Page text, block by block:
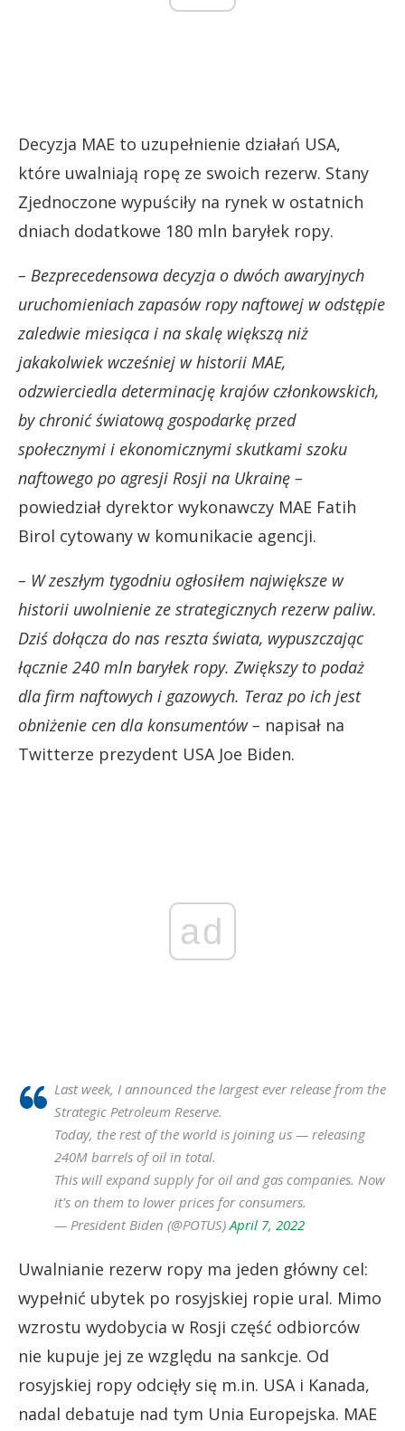
Decyzja MAE to uzupełnienie działań USA,
które uwalniają ropę ze swoich rezerw. Stany
Zjednoczone wypuściły na rynek w ostatnich
dniach dodatkowe 180 mln baryłek ropy.
– Bezprecedensowa decyzja o dwóch awaryjnych
uruchomieniach zapasów ropy naftowej w odstępie
zaledwie miesiąca i na skalę większą niż
jakakolwiek wcześniej w historii MAE,
odzwierciedla determinację krajów członkowskich,
by chronić światową gospodarkę przed
społecznymi i ekonomicznymi skutkami szoku
naftowego po agresji Rosji na Ukrainę –
powiedział dyrektor wykonawczy MAE Fatih
Birol cytowany w komunikacie agencji.
– W zeszłym tygodniu ogłosiłem największe w
historii uwolnienie ze strategicznych rezerw paliw.
Dziś dołącza do nas reszta świata, wypuszczając
łącznie 240 mln baryłek ropy. Zwiększy to podaż
dla firm naftowych i gazowych. Teraz po ich jest
obniżenie cen dla konsumentów – napisał na
Twitterze prezydent USA Joe Biden.
ad
Last week, I announced the largest ever release from the
Strategic Petroleum Reserve.
Today, the rest of the world is joining us — releasing
240M barrels of oil in total.
This will expand supply for oil and gas companies. Now
it's on them to lower prices for consumers.
— President Biden (@POTUS)April 7, 2022
Uwalnianie rezerw ropy ma jeden główny cel:
wypełnić ubytek po rosyjskiej ropie ural. Mimo
wzrostu wydobycia w Rosji część odbiorców
nie kupuje jej ze względu na sankcje. Od
rosyjskiej ropy odcięły się m.in. USA i Kanada,
nadal debatuje nad tym Unia Europejska. MAE